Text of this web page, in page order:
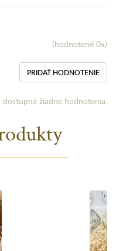
(hodnotené 0x)
PRIDAŤ HODNOTENIE
dostupné žiadne hodnotenia.